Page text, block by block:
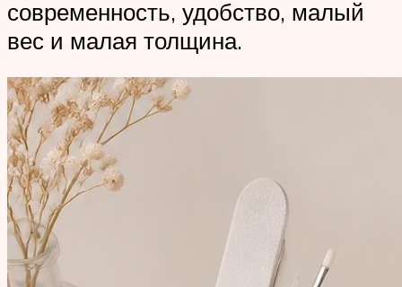
современность, удобство, малый
вес и малая толщина.